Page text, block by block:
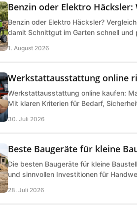
Benzin oder Elektro Häcksler:
Benzin oder Elektro Häcksler?
damit Schnittgut im Garten schnell
1. August 2026
Werkstattausstattung online
Werkstattausstattung online kaufen:
Mit klaren Kriterien für Bedarf,
30. Juli 2026
Beste Baugeräte für kleine
Die besten Baugeräte für kleine
und sinnvollen Investitionen für
28. Juli 2026